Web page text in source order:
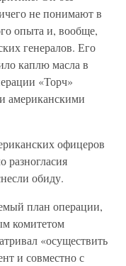
не понимают в
опыта и, вообще,
генералов. Его
каплю масла в
«Торч»
американскими
офицеров
разногласия
обиду.
план операции,
комитетом
«осуществить
и совместно с